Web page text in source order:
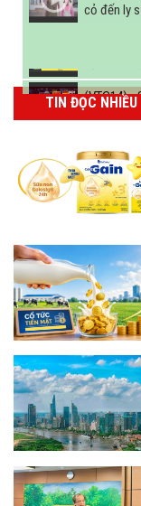
cỏ đến ly
FBNC -
sữa vào
(VTC14) -
miễn thuế
TIN ĐỌC NHIỀU